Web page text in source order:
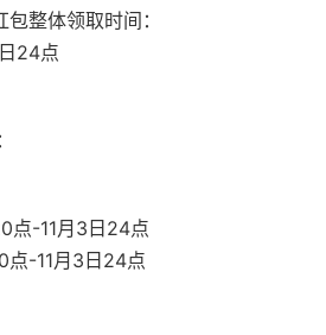
整体领取时间：
24点
点-11月3日24点
点-11月3日24点